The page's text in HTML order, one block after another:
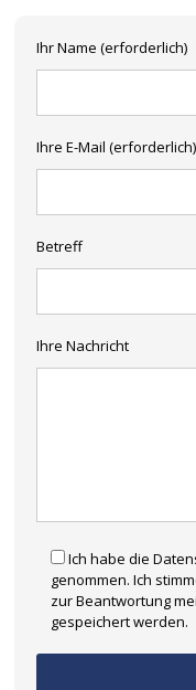
Ihr Name (erforderlich)
Ihre E-Mail (erforderlich)
Betreff
Ihre Nachricht
Ich habe die
genommen. Ich
zur Beantwortung
gespeichert werden.